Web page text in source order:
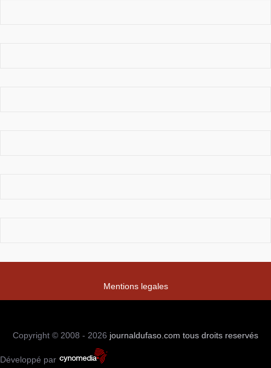
Mentions legales
Copyright © 2008 - 2026 journaldufaso.com tous droits reservés
Développé par